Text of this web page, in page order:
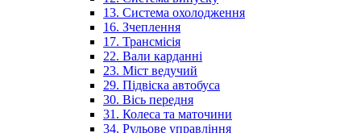
13. Система охолодження
16. Зчеплення
17. Трансмісія
22. Вали карданні
23. Міст ведучий
29. Підвіска автобуса
30. Вісь передня
31. Колеса та маточини
34. Рульове управління